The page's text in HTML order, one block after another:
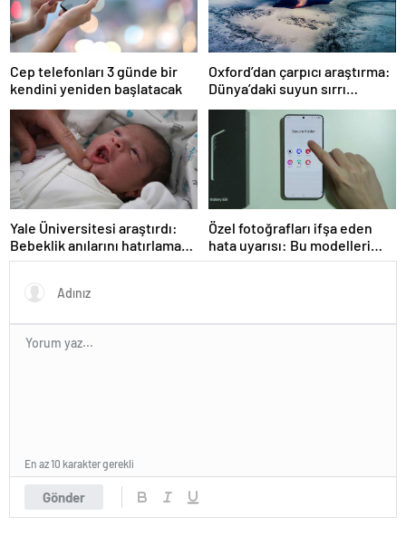
Cep telefonları 3 günde bir
kendini yeniden başlatacak
Oxford’dan çarpıcı araştırma:
Dünya’daki suyun sırrı
Yale Üniversitesi araştırdı:
Bebeklik anılarını hatırlamak
mümkün mü? Sonuçlar
Özel fotoğrafları ifşa eden
hata uyarısı: Bu modelleri
kullanıyorsanız dikkat
Gönder
En az 10 karakter gerekli